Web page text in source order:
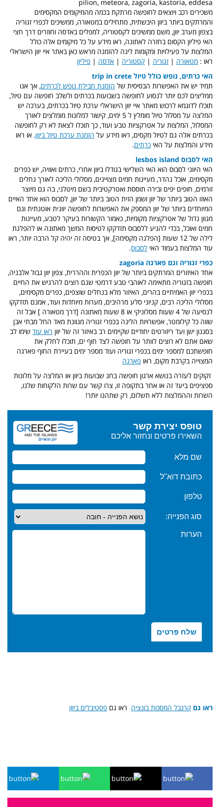
pilion, meteora, zagoria, kastoria, eddesa
משכירים רכב ויוצאים לחופשה מרתקת בכמה מהמיקומים המקסימים
והמרתקים ביותר ביוון היבשתית, מתחילים במטאורה, ממשיכים לכפרי זגוריה
בצפון מערב יוון, משם ממשיכים לקסטוריה, למפלים באדסה וחוזרים דרך חצי
האי פיליון הקסום בחזרה לאתונה, ראו מידע על כל מיקומים אלה כולל
המלצות על פעילויות ומקומות לינה להזמנה מראש כאן באתר איי יוון הישראלי
ראו : מטאורה | זגוריה | קסטוריה | אדסה | פיליון
האי כרתים, נופש כולל טיול trip in crete
תמיד יש את האפשרות הבסיסית של הזמנת חבילת נופש לכרתים, אך אנו
ממליצים לכם יותר לנסוע לחופשה בשבועות בכרתים ולשלב חופשה עם טיול,
תוכלו לדוגמא לרכוש מאתר איי יוון הישראלי ערכת טיול בכרתים, בערכה יש
המלצה על מסלול טיול מומלץ ל 5 ימים, קישור למלונות מומלצים לאורך
המסלול, המלצות על אטרקציות טבע ועוד, כך תוכלו לצאת לא רק לחופשה
בכרתים אלה גם לטיול מקסים, ראו מידע על הזמנת ערכת טיול ביוון, או ראו
מידע והמלצות על האי כרתים.
האי לסבוס lesbos island
האי היווני לסבוס הוא האי השלישי בגודלו ביוון אחרי, כרתים ואוויה, יש כפרים
מקסימים, אוכל נהדר, מעיינות חמים מצויינים, מסלולי הליכה לאורך נחלים
זורמים, חופים יפים ובירה תוססת ואטרקטיבית בשם מיטלני, בה גם מיוצר
האוזו הטוב ביותר של יוון ושמן הזית הטוב ביותר של יוון, לסבוס הוא אחד האיים
המיוחדים ביותר של יוון המספק את האפשרות לחופשה יוונית אוטנתית וגם
מגוון גדול של אטרקציות מקומיות, כאמור הקשורות בעיקר לטבע, מעיינות
חמים ואוכל, בכדי להגיע ללסבוס תזדקקו לטיסות המשך מאתונה או להפלגת
לילה של 12 שעות [הפלגה מקסימה], אך בטיסה זה יהיה קל הרבה יותר, ראו
עוד המלצות בעמוד האי לסבוס.
כפרי זגוריה וגם פארגה zagoria
אחד האיזורים המרתקים ביותר של יוון הכפרית וההררית, צפון יוון גבול אלבניה,
חופשה בזגוריה מתאימה לאוהבי טבע דרמטי שגם רוצים להרגיש את החיים
בכפרי יוון האמיתיים בהרים, האיזור מלא בנחלים שוצפים, כפרים מקסימים,
מסלולי הליכה רבים, קניוני סלע מרהיבים, מערות מיוחדות ועוד, אמנם תזדקקו
לנסיעה של 4 שעות מסלוניקי או 8 שעות מאתונה [דרך מטאורה ] אבל זה
שווה כל קילומטר, אפשרויות הלינה בכפרי זגוריה מגוונת מאד החל מבתי אבן
בסגנון ישן ועד ריזורטים יחודיים שקיימים רב באיזור זה של יוון ראו עוד שימו לב
שאם אתם לא רוצים לוותר על חופשה לצד חוף ים, תוכלו לחלק את
חופשתכם למספר ימים בכפרי זגוריה ועוד מספר ימים בעיירת החוף פארגה
המצוייה בקרבת מקום, ראו פארגה
זקוקים לעזרה בנושא ארגון חופשה בחג שבועות ביוון או המלצה על מלונות
ספציפים ביעד זה או אחר בתקופה זו, צרו קשר עם שרות הלקוחות שלנו,
השרות וההמלצות ללא תשלום, רק שתהנו יותר!
ראו גם קרנבל המסכות בונציה ראו גם פסטיבלים ביוון